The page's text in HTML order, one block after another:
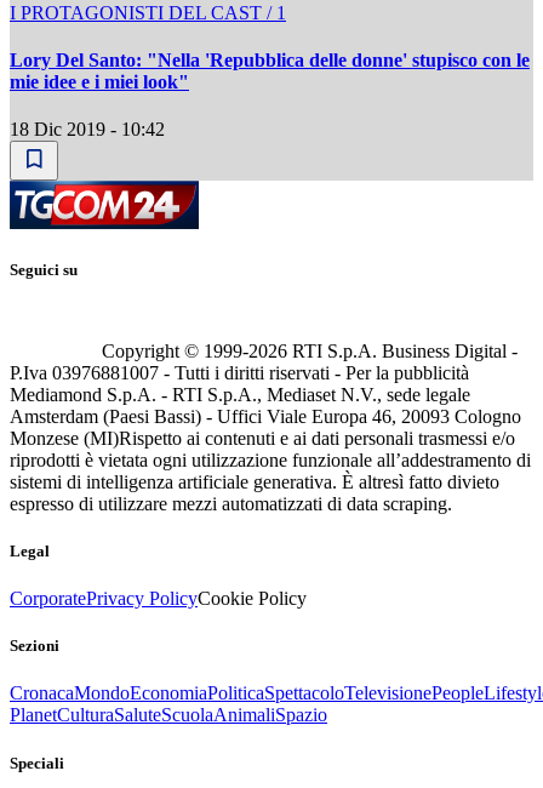
I PROTAGONISTI DEL CAST / 1
Lory Del Santo: "Nella 'Repubblica delle donne' stupisco con le
mie idee e i miei look"
18 Dic 2019 - 10:42
Seguici su
Copyright © 1999-2026 RTI S.p.A. Business Digital -
P.Iva 03976881007 - Tutti i diritti riservati - Per la pubblicità
Mediamond S.p.A. - RTI S.p.A., Mediaset N.V., sede legale
Amsterdam (Paesi Bassi) - Uffici Viale Europa 46, 20093 Cologno
Monzese (MI)Rispetto ai contenuti e ai dati personali trasmessi e/o
riprodotti è vietata ogni utilizzazione funzionale all’addestramento di
sistemi di intelligenza artificiale generativa. È altresì fatto divieto
espresso di utilizzare mezzi automatizzati di data scraping.
Legal
CorporatePrivacy PolicyCookie Policy
Sezioni
CronacaMondoEconomiaPoliticaSpettacoloTelevisionePeople
PlanetCulturaSaluteScuolaAnimaliSpazio
Speciali